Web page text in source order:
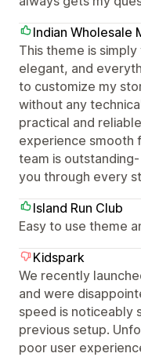
Indian Wholesale
This theme is
elegant, and
to customize my
without any
practical and
experience smooth
team is
you through every
Island Run Club
Easy to use theme
Kidspark
We recently
and were
speed is noticeably
previous setup.
poor user